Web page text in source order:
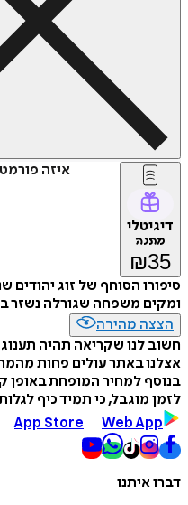
איזה
דיגיטלי
מתנה
₪35
סיפורו הסוחף של זוג
ומקים משפחה שגורלה נשזר
הצצה מהירה
חשוב לנו שקריאה תהיה
אצלנו באתר עולים פחות
בנוסף למחיר המופחת באופן
לזמן מוגבל, כי תמיד כיף
App Store Web App
דברו איתנו